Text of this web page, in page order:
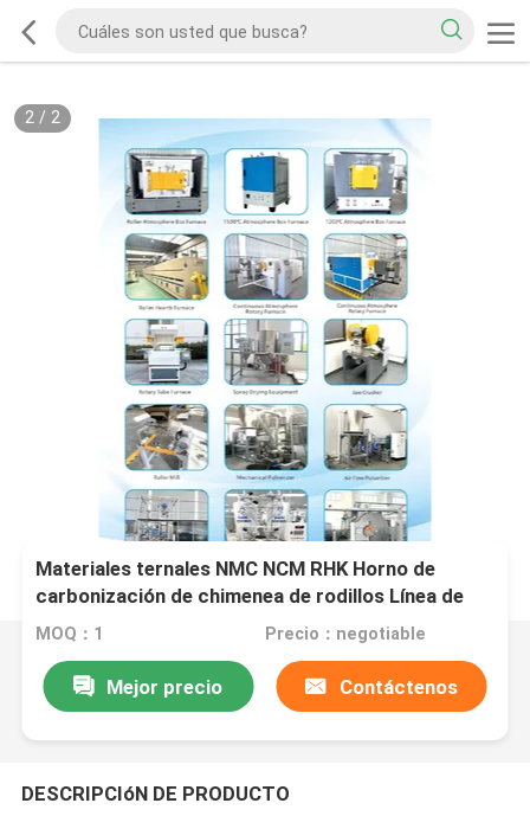
2/ 2
Materiales ternales NMC NCM RHK Horno de
carbonización de chimenea de rodillos Línea de
producción automática Polit
MOQ：1 Precio：negotiable
Mejor precio Contáctenos
DESCRIPCIóN DE PRODUCTO